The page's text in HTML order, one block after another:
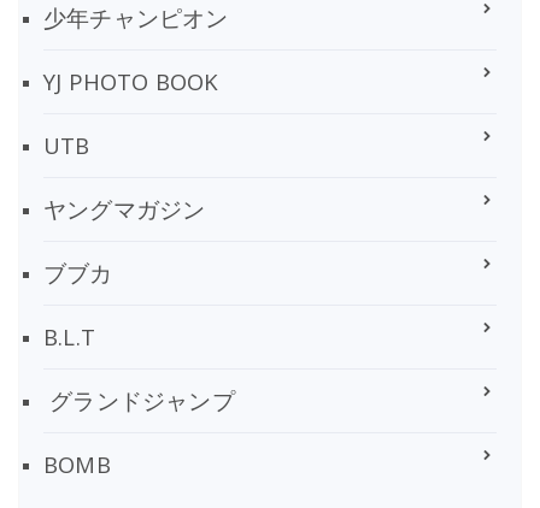
少年チャンピオン
YJ PHOTO BOOK
UTB
ヤングマガジン
ブブカ
B.L.T
グランドジャンプ
BOMB